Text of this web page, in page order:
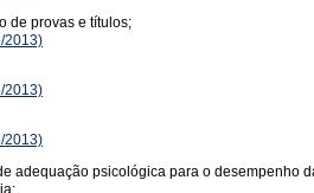
de provas e títulos;
2013)
2013)
2013)
adequação psicológica para o desempenho